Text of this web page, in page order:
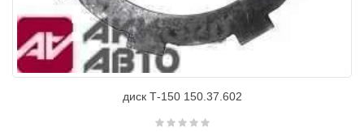
диск Т-150 150.37.602